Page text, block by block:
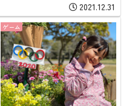
2021.12.31
ゲーム